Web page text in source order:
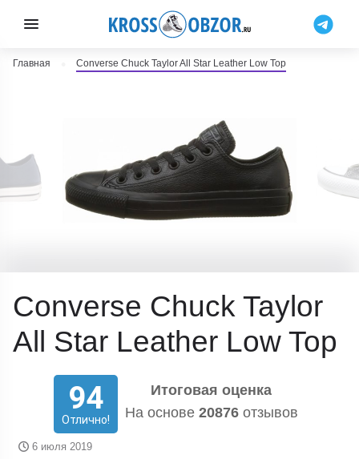
Главная Converse Chuck Taylor All Star Leather Low Top
Converse Chuck Taylor
All Star Leather Low Top
94
Отлично!
Итоговая оценка
На основе 20876отзывов
6 июля 2019